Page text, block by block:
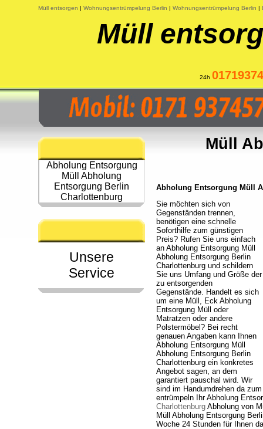
Müll entsorgen | Wohnungsentrümpelung Berlin | Wohnungsentrümpelung Berlin |
Müll
24h
Abholung Entsorgung
Müll Abholung
Entsorgung Berlin
Charlottenburg
Unsere
Service
Müll
Abholung Entsorgung Müll
Sie möchten sich von
Gegenständen trennen,
benötigen eine schnelle
Soforthilfe zum günstigen
Preis? Rufen Sie uns einfach
an Abholung Entsorgung Müll
Abholung Entsorgung Berlin
Charlottenburg und schildern
Sie uns Umfang und Größe der
zu entsorgenden
Gegenstände. Handelt es sich
um eine Müll, Eck Abholung
Entsorgung Müll oder
Matratzen oder andere
Polstermöbel? Bei recht
genauen Angaben kann Ihnen
Abholung Entsorgung Müll
Abholung Entsorgung Berlin
Charlottenburg ein konkretes
Angebot sagen, an dem
garantiert pauschal wird. Wir
sind im Handumdrehen da zum
entrümpeln Ihr Abholung
Charlottenburg Abholung von
Müll Abholung Entsorgung
Woche 24 Stunden für Ihnen